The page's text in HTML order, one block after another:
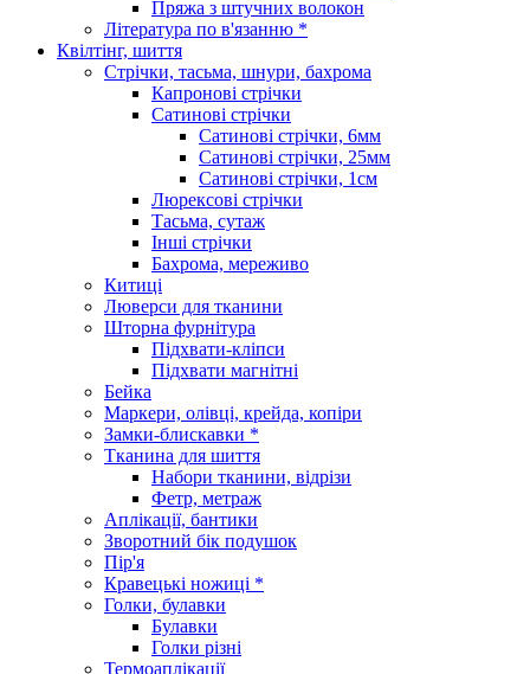
Пряжа з штучних волокон
Література по в'язанню *
Квілтінг, шиття
Стрічки, тасьма, шнури, бахрома
Капронові стрічки
Сатинові стрічки
Сатинові стрічки, 6мм
Сатинові стрічки, 25мм
Сатинові стрічки, 1см
Люрексові стрічки
Тасьма, сутаж
Інші стрічки
Бахрома, мереживо
Китиці
Люверси для тканини
Шторна фурнітура
Підхвати-кліпси
Підхвати магнітні
Бейка
Маркери, олівці, крейда, копіри
Замки-блискавки *
Тканина для шиття
Набори тканини, відрізи
Фетр, метраж
Аплікації, бантики
Зворотний бік подушок
Пір'я
Кравецькі ножиці *
Голки, булавки
Булавки
Голки різні
Термоаплікації